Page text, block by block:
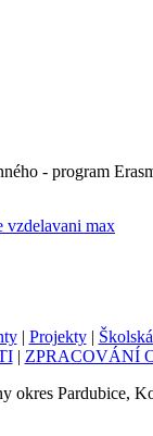
- program
| Projekty|
| ZPRACOVÁNÍ
okres Pardubice,